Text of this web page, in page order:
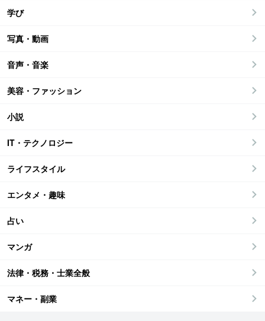
学び
写真・動画
音声・音楽
美容・ファッション
小説
IT・テクノロジー
ライフスタイル
エンタメ・趣味
占い
マンガ
法律・税務・士業全般
マネー・副業